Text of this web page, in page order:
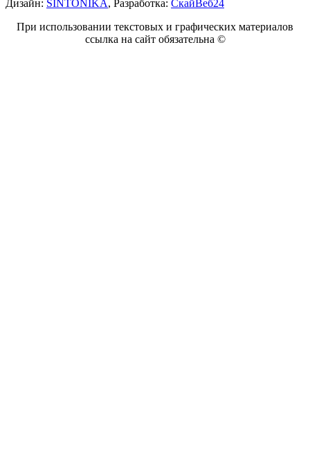
Дизайн: SINTONIKA, Разработка: СкайВеб24
При использовании текстовых и графических материалов
ссылка на сайт обязательна ©